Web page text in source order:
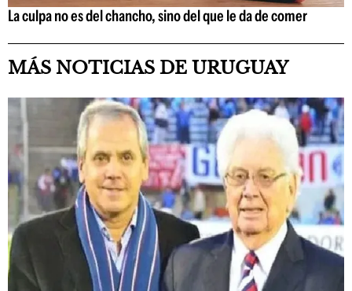
La culpa no es del chancho, sino del que le da de comer
MÁS NOTICIAS DE URUGUAY